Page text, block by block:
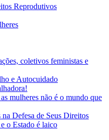
Reprodutivos
coletivos feministas e
e Autocuidado
mulheres não é o mundo que
Defesa de Seus Direitos
o Estado é laico